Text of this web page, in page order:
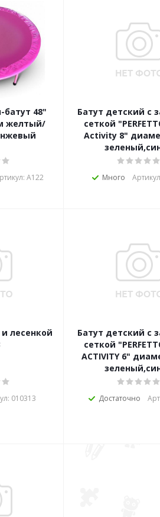
48"
желтый/
А122
Батут детский с
сеткой
Activity 8"
Много
и лесенкой
010313
Батут детский с
сеткой
ACTIVITY 6"
Достаточно